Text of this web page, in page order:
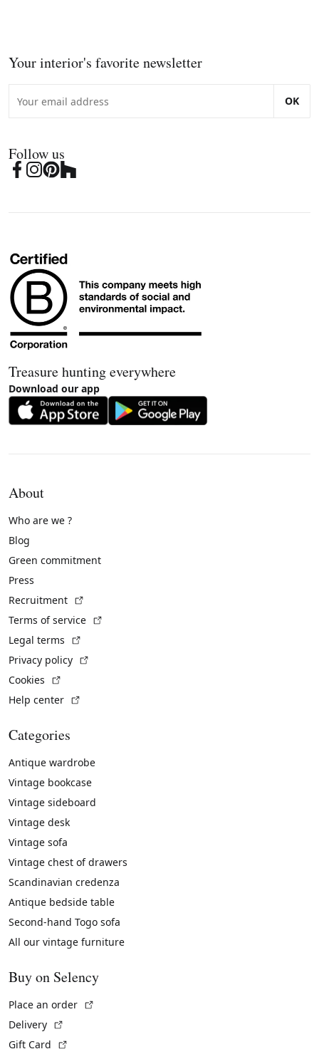
Your interior's favorite newsletter
OK
Follow us
Treasure hunting everywhere
Download our app
About
Who are we ?
Blog
Green commitment
Press
Recruitment
Terms of service
Legal terms
Privacy policy
Cookies
Help center
Categories
Antique wardrobe
Vintage bookcase
Vintage sideboard
Vintage desk
Vintage sofa
Vintage chest of drawers
Scandinavian credenza
Antique bedside table
Second-hand Togo sofa
All our vintage furniture
Buy on Selency
Place an order
Delivery
Gift Card